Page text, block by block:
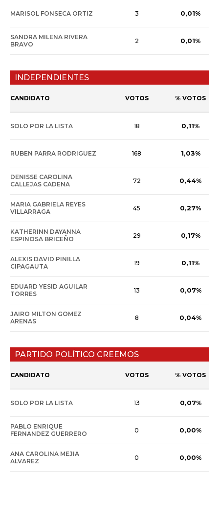
MARISOL FONSECA ORTIZ 3 0,01%
SANDRA MILENA RIVERA
BRAVO
2 0,01%
INDEPENDIENTES
CANDIDATO VOTOS % VOTOS
SOLO POR LA LISTA 18 0,11%
RUBEN PARRA RODRIGUEZ 168 1,03%
DENISSE CAROLINA
CALLEJAS CADENA
72 0,44%
MARIA GABRIELA REYES
VILLARRAGA
45 0,27%
KATHERINN DAYANNA
ESPINOSA BRICEÑO
29 0,17%
ALEXIS DAVID PINILLA
CIPAGAUTA
19 0,11%
EDUARD YESID AGUILAR
TORRES
13 0,07%
JAIRO MILTON GOMEZ
ARENAS
8 0,04%
PARTIDO POLÍTICO CREEMOS
CANDIDATO VOTOS % VOTOS
SOLO POR LA LISTA 13 0,07%
PABLO ENRIQUE
FERNANDEZ GUERRERO
0 0,00%
ANA CAROLINA MEJIA
ALVAREZ
0 0,00%